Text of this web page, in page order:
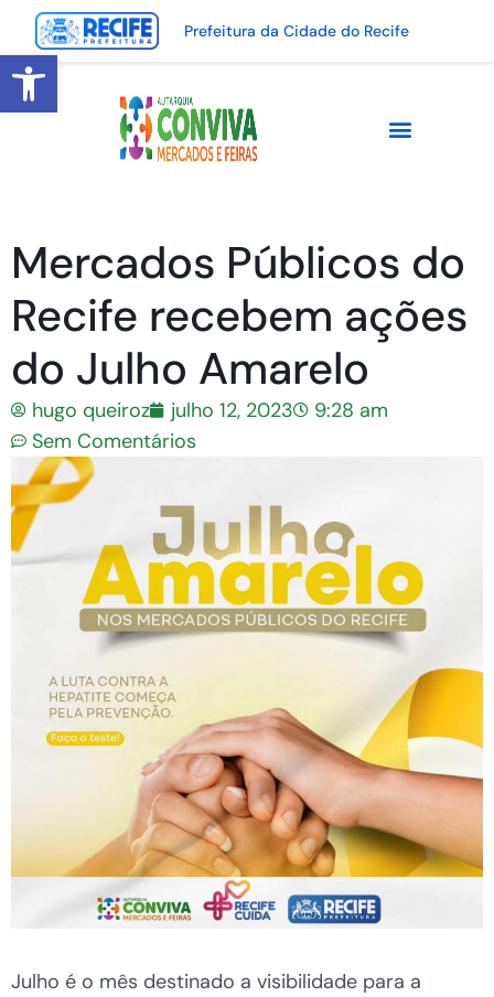
Abrir a barra de ferramentas
Prefeitura da Cidade do Recife
Mercados Públicos do
Recife recebem ações
do Julho Amarelo
hugo queiroz julho 12, 2023
9:28 am
Sem Comentários
Julho é o mês destinado a visibilidade para a